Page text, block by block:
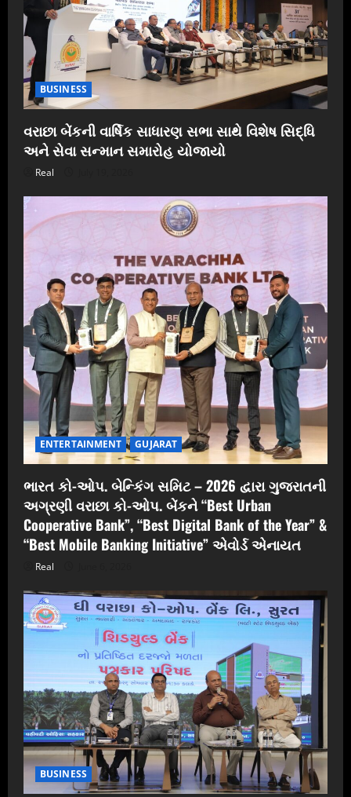
BUSINESS
વરાછા બેંકની વાર્ષિક સાધારણ સભા સાથે વિશેષ સિદ્ધિ
અને સેવા સન્માન સમારોહ યોજાયો
Real
ENTERTAINMENT GUJARAT
ભારત કો-ઓપ. બેન્કિંગ સમિટ – 2026 દ્વારા ગુજરાતની
અગ્રણી વરાછા કો-ઓપ. બેંકને “Best Urban
Cooperative Bank”, “Best Digital Bank of the Year” &
“Best Mobile Banking Initiative” એવોર્ડ એનાયત
Real
BUSINESS